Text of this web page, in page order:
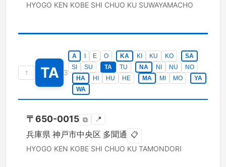
HYOGO KEN KOBE SHI CHUO KU SUWAYAMACHO
↑ TA 3
A E O KA KI KU KO
SA
SI
SU TA TU NA NI NU
NO
HA
HI HU HE MA MI MO
YA
WA
〒650-0015 ⧉ 📍
兵庫県 神戸市中央区 多聞通 📋
HYOGO KEN KOBE SHI CHUO KU TAMONDORI